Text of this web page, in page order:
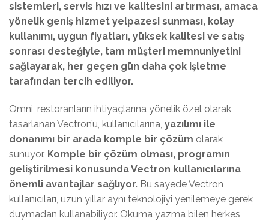
sistemleri, servis hızı ve kalitesini artırması, amaca
yönelik geniş hizmet yelpazesi sunması, kolay
kullanımı, uygun fiyatları, yüksek kalitesi ve satış
sonrası desteğiyle, tam müşteri memnuniyetini
sağlayarak, her geçen gün daha çok işletme
tarafından tercih ediliyor.
Omni, restoranların ihtiyaçlarına yönelik özel olarak
tasarlanan Vectron’u, kullanıcılarına, yazılımı ile
donanımı bir arada komple bir çözüm olarak
sunuyor. Komple bir çözüm olması, programın
geliştirilmesi konusunda Vectron kullanıcılarına
önemli avantajlar sağlıyor. Bu sayede Vectron
kullanıcıları, uzun yıllar aynı teknolojiyi yenilemeye gerek
duymadan kullanabiliyor. Okuma yazma bilen herkes